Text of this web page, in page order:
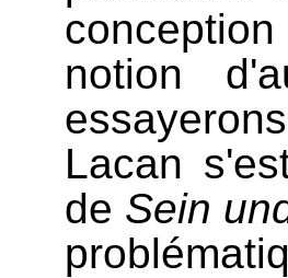
notion
Lacan
de Sein